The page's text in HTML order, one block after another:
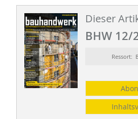
Dieser
BHW 12/
Ressort: